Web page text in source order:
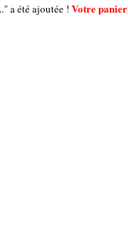
a été ajoutée ! Votre